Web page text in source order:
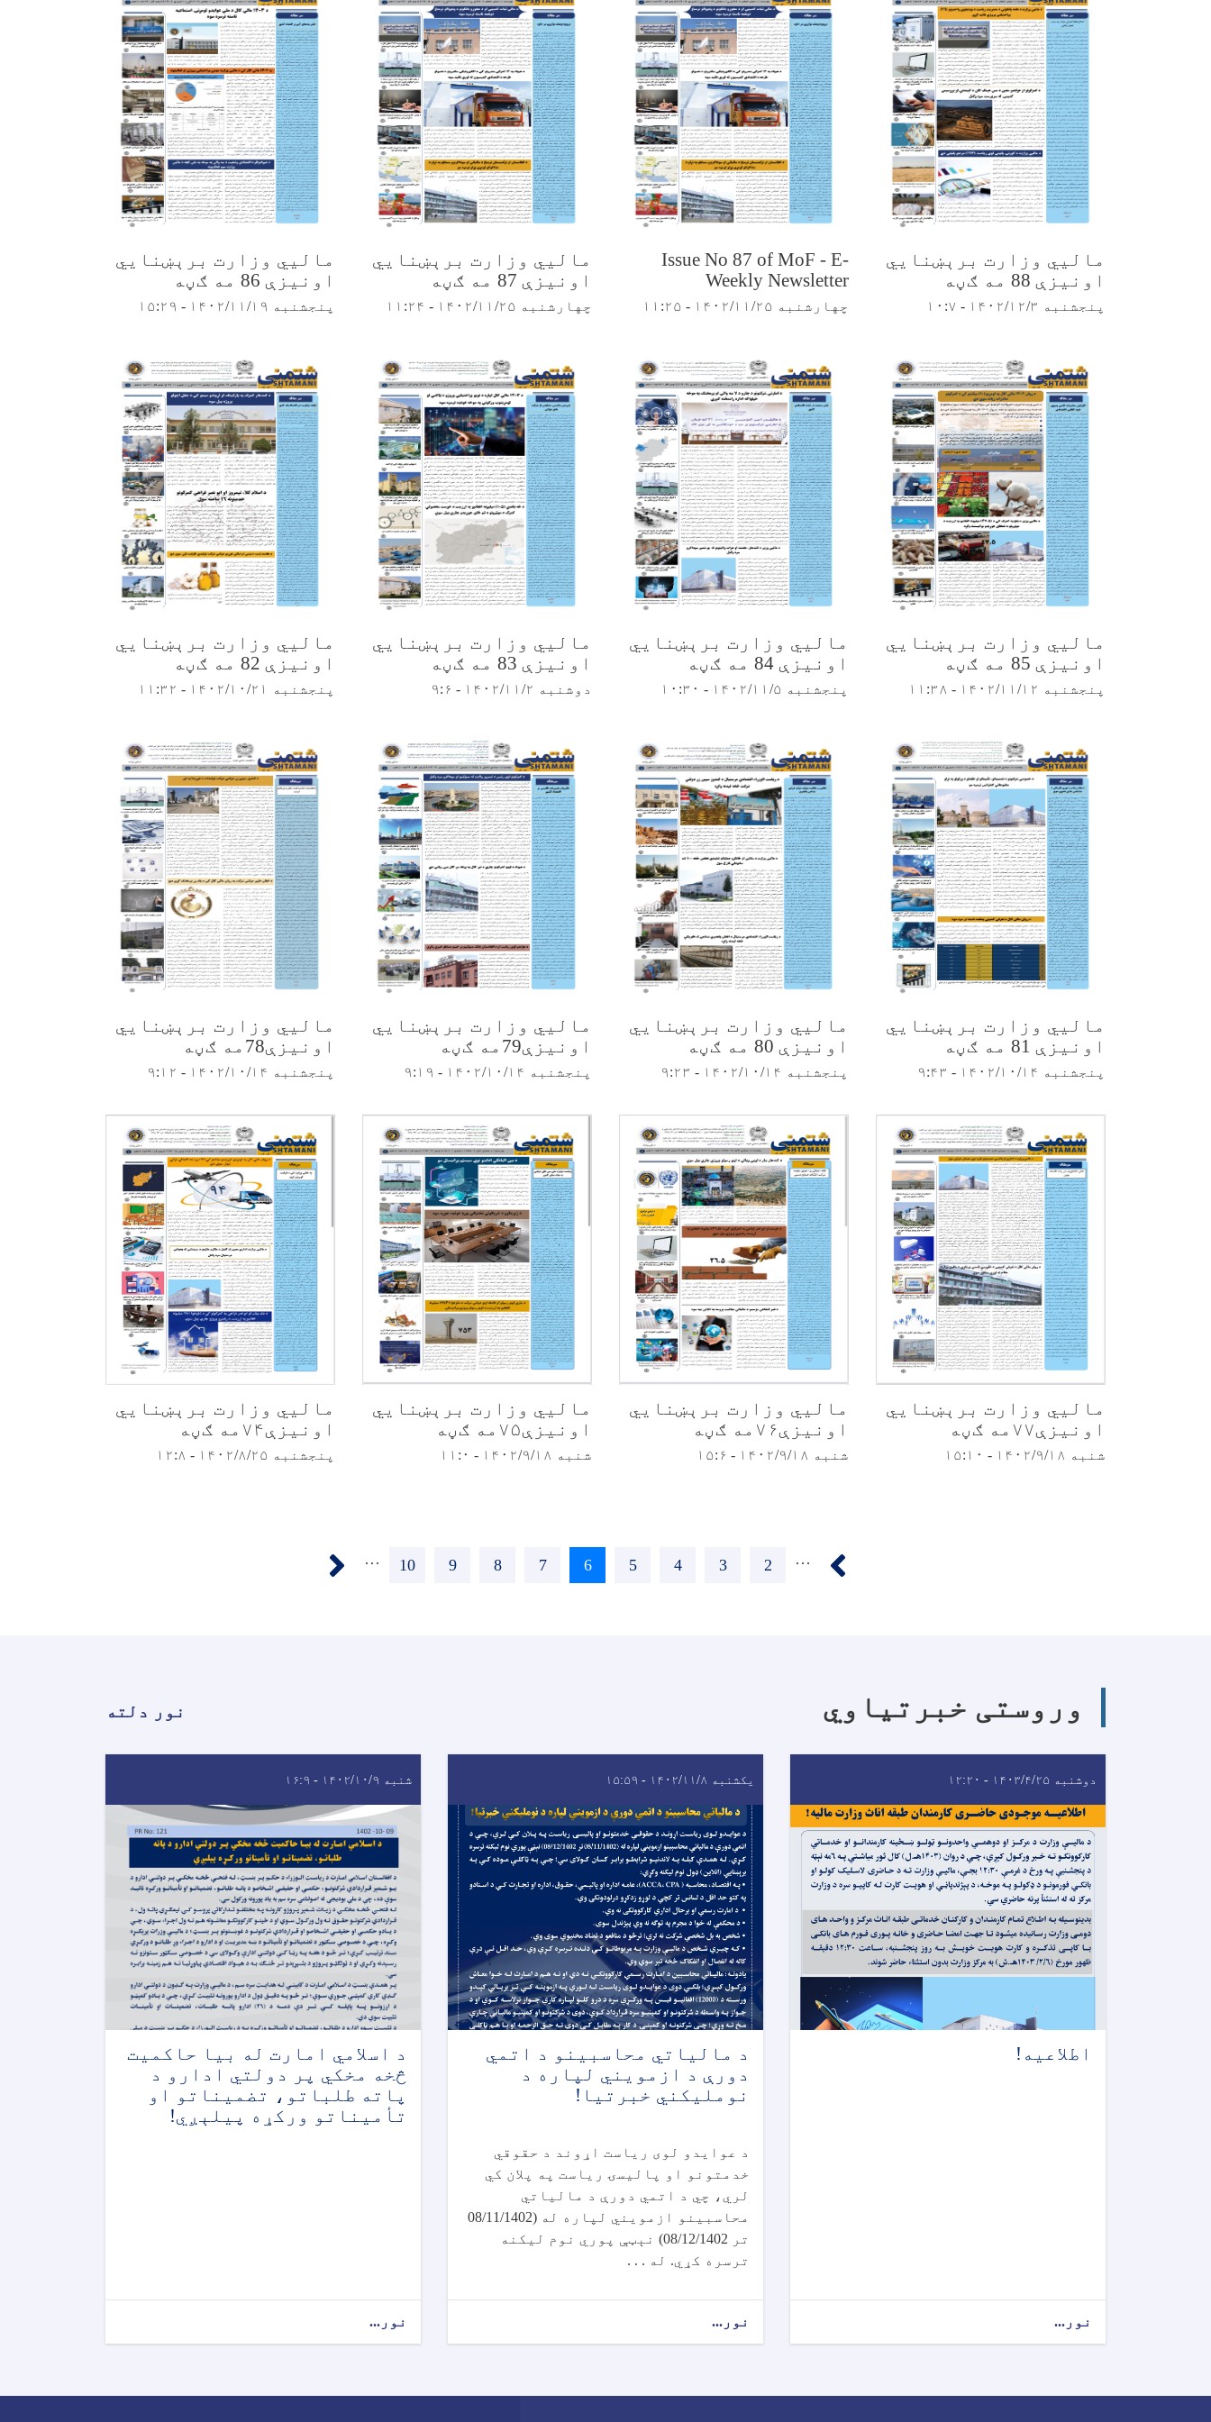
مالیي وزارت برېښنایي
اونیزې 88 مه ګڼه
پنجشنبه ۱۴۰۲/۱۲/۳ - ۱۰:۷
Issue No 87 of MoF - E-
Weekly Newsletter
چهارشنبه ۱۴۰۲/۱۱/۲۵ - ۱۱:۲۵
مالیي وزارت برېښنایي
اونیزې 87 مه ګڼه
چهارشنبه ۱۴۰۲/۱۱/۲۵ - ۱۱:۲۴
مالیي وزارت برېښنایي
اونیزې 86 مه ګڼه
پنجشنبه ۱۴۰۲/۱۱/۱۹ - ۱۵:۲۹
مالیي وزارت برېښنایي
اونیزې 85 مه ګڼه
پنجشنبه ۱۴۰۲/۱۱/۱۲ - ۱۱:۳۸
مالیي وزارت برېښنایي
اونیزې 84 مه ګڼه
پنجشنبه ۱۴۰۲/۱۱/۵ - ۱۰:۳۰
مالیي وزارت برېښنایي
اونیزې 83 مه ګڼه
دوشنبه ۱۴۰۲/۱۱/۲ - ۹:۶
مالیي وزارت برېښنایي
اونیزې 82 مه ګڼه
پنجشنبه ۱۴۰۲/۱۰/۲۱ - ۱۱:۳۲
مالیي وزارت برېښنایي
اونیزې 81 مه ګڼه
پنجشنبه ۱۴۰۲/۱۰/۱۴ - ۹:۴۳
مالیي وزارت برېښنایي
اونیزې 80 مه ګڼه
پنجشنبه ۱۴۰۲/۱۰/۱۴ - ۹:۲۳
مالیي وزارت برېښنایي
اونیزې79مه ګڼه
پنجشنبه ۱۴۰۲/۱۰/۱۴ - ۹:۱۹
مالیي وزارت برېښنایي
اونیزې78مه ګڼه
پنجشنبه ۱۴۰۲/۱۰/۱۴ - ۹:۱۲
مالیي وزارت برېښنایي
اونیزې۷۷مه ګڼه
شنبه ۱۴۰۲/۹/۱۸ - ۱۵:۱۰
مالیي وزارت برېښنایي
اونیزې۷۶مه ګڼه
شنبه ۱۴۰۲/۹/۱۸ - ۱۵:۶
مالیي وزارت برېښنایي
اونیزې۷۵مه ګڼه
شنبه ۱۴۰۲/۹/۱۸ - ۱۱:۰
مالیي وزارت برېښنایي
اونیزې۷۴مه ګڼه
پنجشنبه ۱۴۰۲/۸/۲۵ - ۱۲:۸
…
Page
2
Page
3
Page
4
Page
5
اوسنی
6
Page
7
Page
8
Page
9
Page
10
…
وروستی خبرتیاوي نور دلته
دوشنبه ۱۴۰۳/۴/۲۵ - ۱۲:۲۰
اطلاعیه!
نور...
یکشنبه ۱۴۰۲/۱۱/۸ - ۱۵:۵۹
د مالياتي محاسبينو د اتمي
دورې د ازمويني لپاره د
نومليکني خبرتیا!
د عوایدو لوی ریاست اړوند د حقوقي
خدمتونو او پالیسۍ ریاست په پلان کي
لري، چي د اتمي دورې د مالیاتي
محاسبینو ازمویني لپاره له (08/11/1402
تر 08/12/1402) نېټې پوري نوم لیکنه
ترسره کړي. له . . .
نور...
شنبه ۱۴۰۲/۱۰/۹ - ۱۶:۹
د اسلامي امارت له بیا حاکمیت
څخه مخکي پر دولتي ادارو د
پاته طلباتو، تضمیناتو او
تأمیناتو ورکړه پیلېږي!
نور...